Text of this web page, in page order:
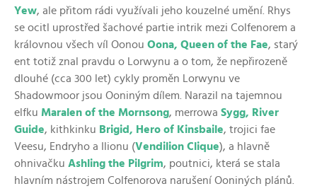
Yew, ale přitom rádi využívali jeho kouzelné umění. Rhys
se ocitl uprostřed šachové partie intrik mezi Colfenorem a
královnou všech víl Oonou Oona, Queen of the Fae, starý
ent totiž znal pravdu o Lorwynu a o tom, že nepřirozeně
dlouhé (cca 300 let) cykly proměn Lorwynu ve
Shadowmoor jsou Ooniným dílem. Narazil na tajemnou
elfku Maralen of the Mornsong, merrowa Sygg, River
Guide, kithkinku Brigid, Hero of Kinsbaile, trojici fae
Veesu, Endryho a Ilionu (Vendilion Clique), a hlavně
ohnivačku Ashling the Pilgrim, poutnici, která se stala
hlavním nástrojem Colfenorova narušení Ooniných plánů.